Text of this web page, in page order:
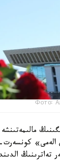
Фото:
تەاترىنىڭ